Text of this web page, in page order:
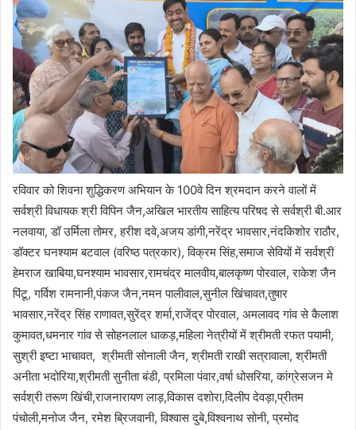
रविवार को शिवना शुद्धिकरण अभियान के 100वे दिन श्रमदान करने वालों में
सर्वश्री विधायक श्री विपिन जैन,अखिल भारतीय साहित्य परिषद से सर्वश्री बी.आर
नलवाया, डॉ उर्मिला तोमर, हरीश दवे,अजय डांगी,नरेंद्र भावसार,नंदकिशोर राठौर,
डॉक्टर घनश्याम बटवाल (वरिष्ठ पत्रकार), विक्रम सिंह,समाज सेवियों में सर्वश्री
हेमराज खाबिया,घनश्याम भावसार,रामचंद्र मालवीय,बालकृष्ण पोरवाल, राकेश जैन
पिंटू, गर्विश रामनानी,पंकज जैन,नमन पालीवाल,सुनील खिंचावत,तुषार
भावसार,नरेंद्र सिंह राणावत,सुरेंद्र शर्मा,राजेंद्र पोरवाल, अमलावद गांव से कैलाश
कुमावत,धमनार गांव से सोहनलाल धाकड़,महिला नेत्रीयों में श्रीमती रफत पयामी,
सुश्री इष्टा भाचावत, श्रीमती सोनाली जैन, श्रीमती राखी सत्रावाला, श्रीमती
अनीता भदोरिया,श्रीमती सुनीता बंडी, प्रमिला पंवार,वर्षा धोसरिया, कांग्रेसजन मे
सर्वश्री तरूण खिंची,राजनारायण लाड़,विकास दशोरा,दिलीप देवड़ा,प्रीतम
पंचोली,मनोज जैन, रमेश ब्रिजवानी, विश्वास दुबे,विश्वनाथ सोनी, प्रमोद